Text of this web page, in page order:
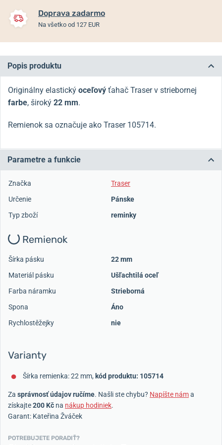
Doprava zadarmo
Na všetko od 127 EUR
Popis produktu
Originálny elastický oceľový ťahač Traser v striebornej
farbe, široký 22 mm.
Remienok sa označuje ako Traser 105714.
Parametre a funkcie
Značka
Traser
Určenie
Pánske
Typ zboží
reminky
Remienok
Šírka pásku
22 mm
Materiál pásku
Ušľachtilá oceľ
Farba náramku
Strieborná
Spona
Áno
Rychlostěžejky
nie
Varianty
Šírka remienka: 22 mm, kód produktu: 105714
Za správnosť údajov ručíme. Našli ste chybu? Napíšte náma
získajte200 Kč na nákup hodiniek.
Garant: Kateřina Žváček
POTREBUJETE PORADIŤ?